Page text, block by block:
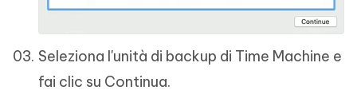
Seleziona l'unità di backup di Time Machine e
fai clic su Continua.